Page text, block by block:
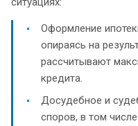
Оформление
опираясь на
рассчитывают
кредита.
Досудебное и
споров, в том